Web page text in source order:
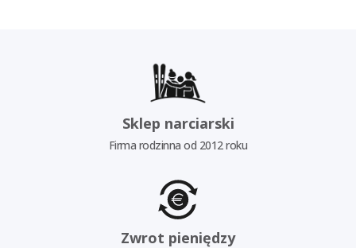
Sklep narciarski
Firma rodzinna od 2012 roku
Zwrot pieniędzy